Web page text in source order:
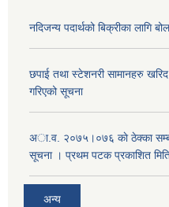
नदिजन्य पदार्थको बिक्रीका लागि
छपाई तथा स्टेशनरी सामानहरु
गरिएको सूचना
अा.व. २०७५।०७६ काे ठेक्का
सूचना । प्रथम पटक प्रकाशित
अन्य